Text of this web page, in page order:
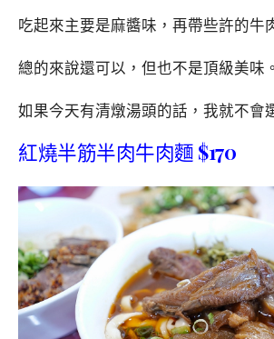
吃起來主要是麻醬味，再帶些許的牛
總的來說還可以，但也不是頂級美味。
如果今天有清燉湯頭的話，我就不會
紅燒半筋半肉牛肉麵 $170